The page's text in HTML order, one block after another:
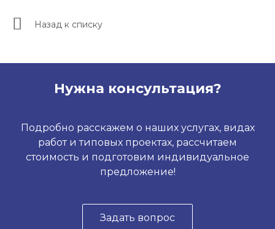
Назад к списку
Нужна консультация?
Подробно расскажем о наших услугах, видах
работ и типовых проектах, рассчитаем
стоимость и подготовим индивидуальное
предложение!
Задать вопрос